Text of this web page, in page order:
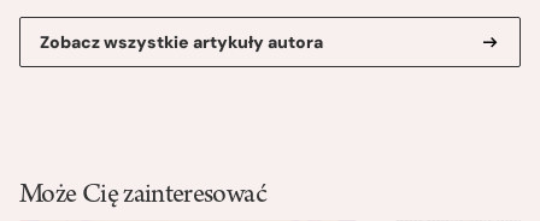
Zobacz wszystkie artykuły autora
Może Cię zainteresować